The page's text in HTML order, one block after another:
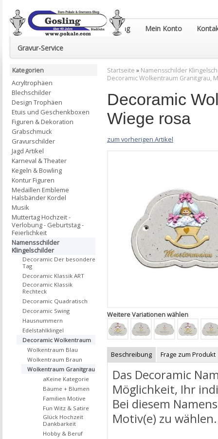
Euro-Pokale & Gravur-Shop Gosling Mein Konto
Gravur-Service
Startseite » Namensschilder
Decoramic Wolkentraum Granitgrau,
Decoramic
Wiege rosa
zum vorherigen Artikel
Weitere Variationen wählen
Beschreibung Frage zum Produkt
Das Decoramic
Möglichkeit, Ihr
Bei diesem
Motiv(e) zu wählen.
Kategorien
Acryltrophäen
Blechschilder
Design Trophäen
Etuis und Geschenkboxen
Figuren & Dekoration
Grabschmuck
Gravurschilder
Jagd Artikel
Karneval & Theater
Kegeln & Bowling
Kontur Figuren
Medaillen Embleme
Halsbänder Kordel
Musik
Muttertag Hochzeit -
Verlobung - Geburtstag -
Feierlichkeit
Namensschilder
Klingelschilder
Decoramic Der besondere
Tag
Decoramic Klassik ART
Decoramic Klassik
Rechteck
Decoramic Quadratisch
Decoramic Swing
Hausnummern
Edelstahlklingel
Decoramic Wolkentraum
Wolkentraum Blau
Wolkentraum Braun
Wolkentraum Granitgrau
aKeine Kategorie
Bäume + Blumen
Familien Motive
Fun Witz & Satire
Glück Hochzeit
Dankbarkeit
Hobby & Beruf